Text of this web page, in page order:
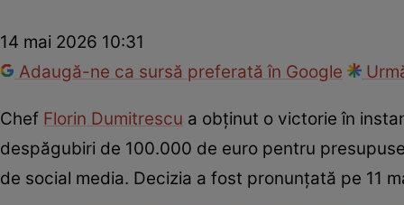
14 mai 2026 10:31
Adaugă-ne ca sursă preferată în Google
Chef Florin Dumitrescu a obținut o victorie în
despăgubiri de 100.000 de euro pentru
de social media. Decizia a fost pronunțată pe 11